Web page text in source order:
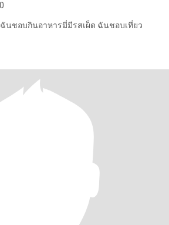
นชอบกินอาหารมี่มีรสเผ็ด ฉันชอบเที่ยว